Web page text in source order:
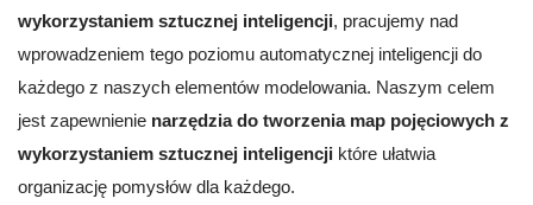
wykorzystaniem sztucznej inteligencji, pracujemy nad
wprowadzeniem tego poziomu automatycznej inteligencji do
każdego z naszych elementów modelowania. Naszym celem
jest zapewnienie narzędzia do tworzenia map pojęciowych z
wykorzystaniem sztucznej inteligencji które ułatwia
organizację pomysłów dla każdego.